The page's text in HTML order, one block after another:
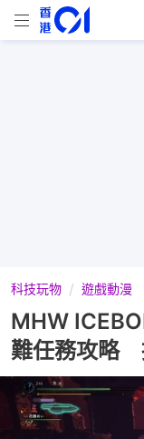
科技玩物 遊戲動漫
MHW
難任務攻略